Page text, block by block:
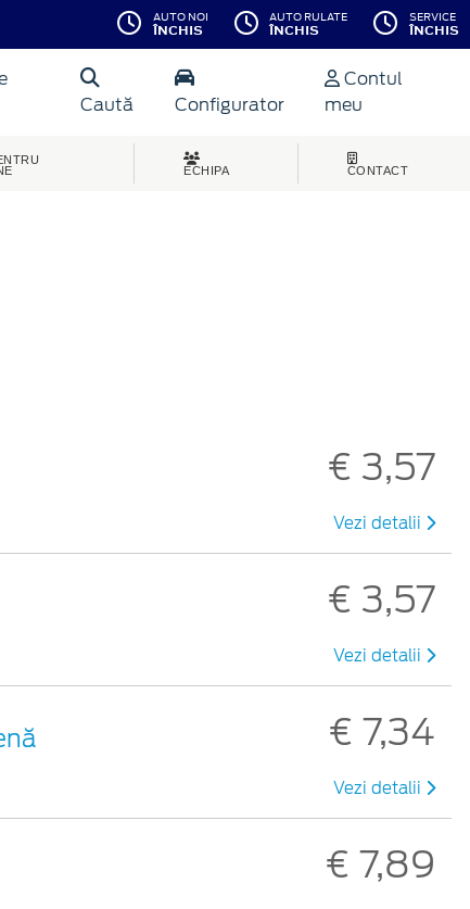
AUTO NOI
ÎNCHIS
AUTO RULATE
ÎNCHIS
SERVICE
ÎNCHIS
Caută Configurator
Contul
meu
ECHIPA CONTACT
€ 3,57
Vezi detalii
€ 3,57
Vezi detalii
€ 7,34
Vezi detalii
€ 7,89